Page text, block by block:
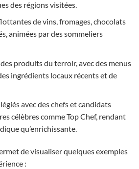
des régions visitées.
de vins, fromages, chocolats
animées par des sommeliers
produits du terroir, avec des menus
ingrédients locaux récents et de
avec des chefs et candidats
célèbres comme Top Chef, rendant
qu’enrichissante.
de visualiser quelques exemples
: